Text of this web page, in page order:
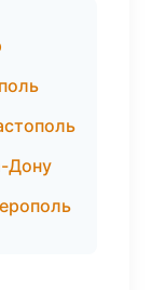
Дону